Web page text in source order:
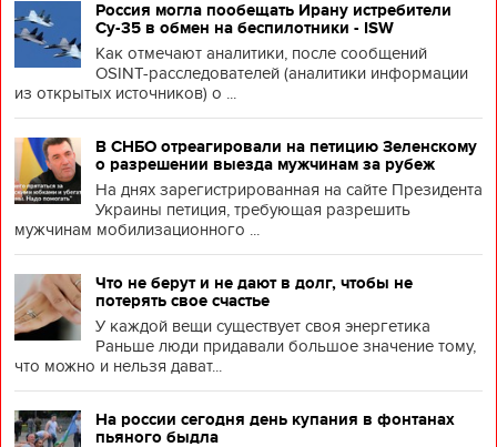
Россия могла пообещать Ирану истребители
Су-35 в обмен на беспилотники - ISW
Как отмечают аналитики, после сообщений
OSINT-расследователей (аналитики информации
из открытых источников) о ...
В СНБО отреагировали на петицию Зеленскому
о разрешении выезда мужчинам за рубеж
На днях зарегистрированная на сайте Президента
Украины петиция, требующая разрешить
мужчинам мобилизационного ...
Что не берут и не дают в долг, чтобы не
потерять свое счастье
У каждой вещи существует своя энергетика
Раньше люди придавали большое значение тому,
что можно и нельзя дават...
На россии сегодня день купания в фонтанах
пьяного быдла